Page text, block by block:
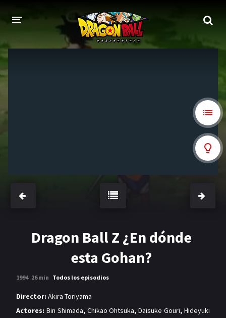
PELÍCULAS
MANGASDragon Ball Z ¿En dónde
esta Gohan?
1994 26 min Todos los episodios
Director: Akira Toriyama
Actores: Bin Shimada, Chikao Ohtsuka,Daisuke Gouri,Hideyuki